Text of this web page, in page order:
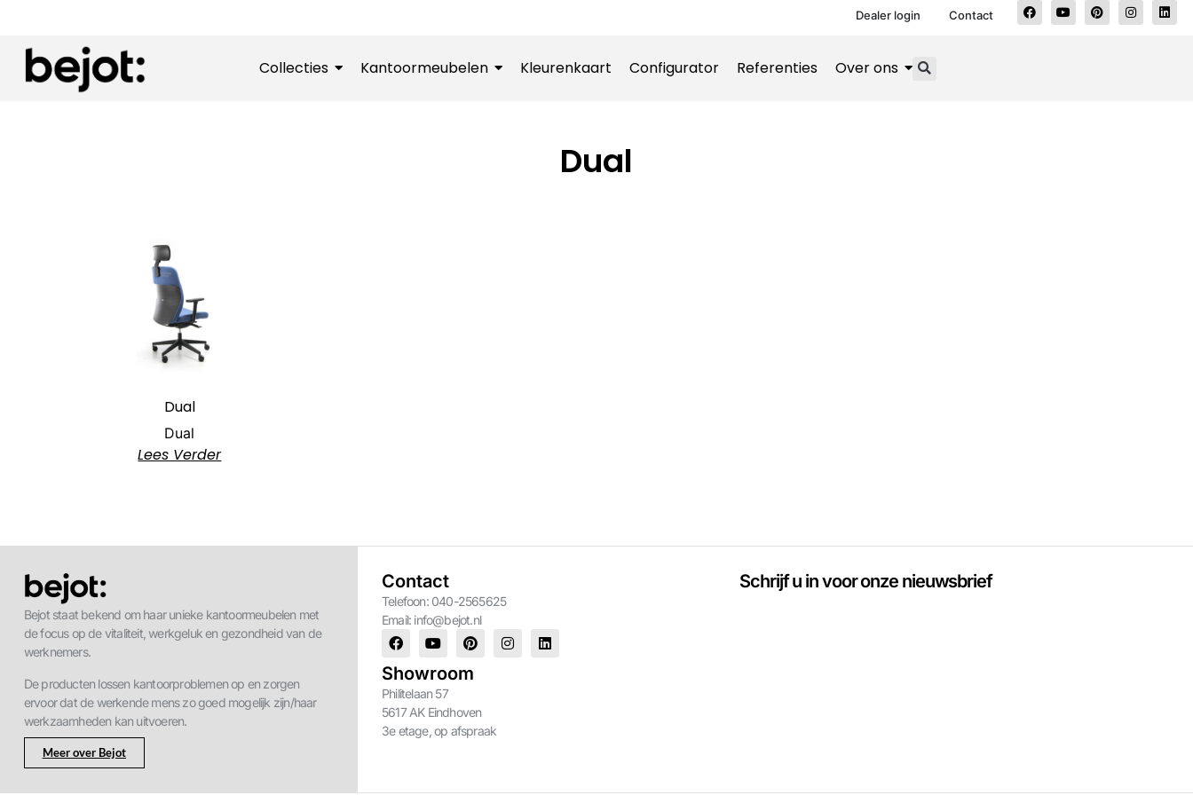
Dealer login Contact
Collecties Kantoormeubelen Kleurenkaart Configurator Referenties Over ons
Dual
Dual
Dual
Lees Verder
Bejot staat bekend om haar unieke kantoormeubelen met
de focus op de vitaliteit, werkgeluk en gezondheid van de
werknemers.
De producten lossen kantoorproblemen op en zorgen
ervoor dat de werkende mens zo goed mogelijk zijn/haar
werkzaamheden kan uitvoeren.
Meer over Bejot
Contact
Telefoon: 040-2565625
Email: info@bejot.nl
Showroom
Philitelaan 57
5617 AK Eindhoven
3e etage, op afspraak
Schrijf u in voor onze nieuwsbrief